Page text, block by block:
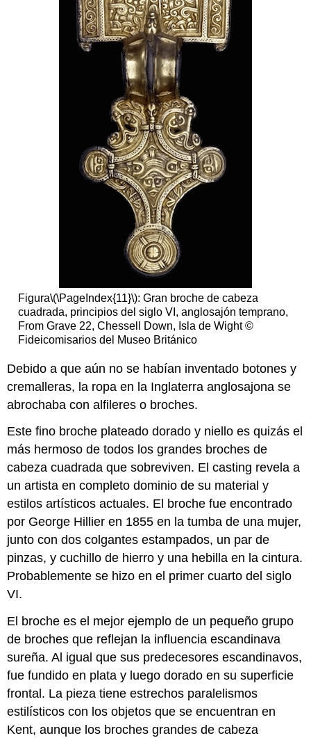
Figura\(\PageIndex{11}\): Gran broche de cabeza
cuadrada, principios del siglo VI, anglosajón temprano,
From Grave 22, Chessell Down, Isla de Wight ©
Fideicomisarios del Museo Británico
Debido a que aún no se habían inventado botones y
cremalleras, la ropa en la Inglaterra anglosajona se
abrochaba con alfileres o broches.
Este fino broche plateado dorado y niello es quizás el
más hermoso de todos los grandes broches de
cabeza cuadrada que sobreviven. El casting revela a
un artista en completo dominio de su material y
estilos artísticos actuales. El broche fue encontrado
por George Hillier en 1855 en la tumba de una mujer,
junto con dos colgantes estampados, un par de
pinzas, y cuchillo de hierro y una hebilla en la cintura.
Probablemente se hizo en el primer cuarto del siglo
VI.
El broche es el mejor ejemplo de un pequeño grupo
de broches que reflejan la influencia escandinava
sureña. Al igual que sus predecesores escandinavos,
fue fundido en plata y luego dorado en su superficie
frontal. La pieza tiene estrechos paralelismos
estilísticos con los objetos que se encuentran en
Kent, aunque los broches grandes de cabeza